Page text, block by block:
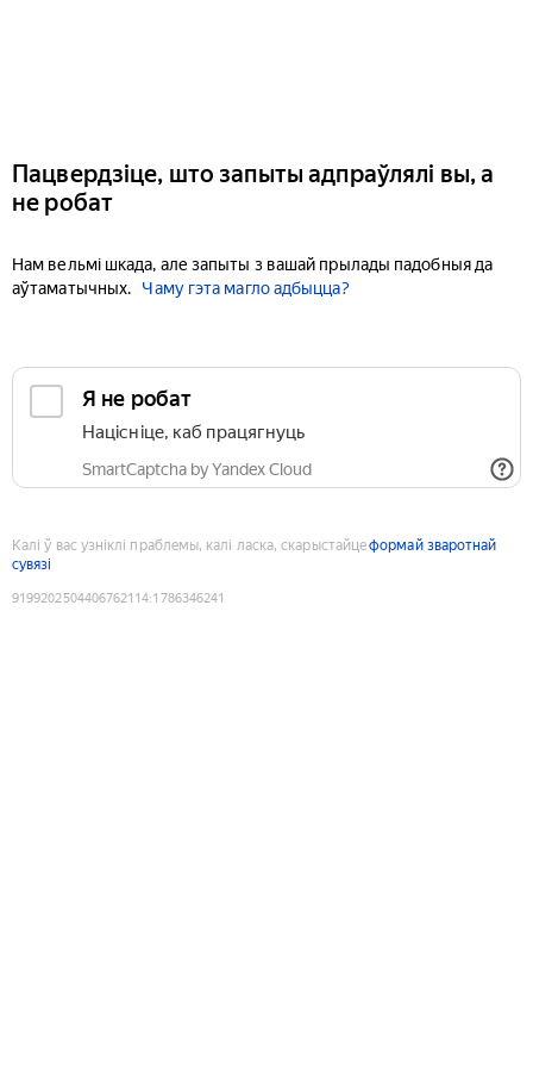
Пацвердзіце, што запыты адпраўлялі вы, а
не робат
Нам вельмі шкада, але запыты з вашай прылады падобныя да
аўтаматычных.
Чаму гэта магло адбыцца?
Я не робат
Націсніце, каб працягнуць
SmartCaptcha by Yandex Cloud
Калі ў вас узніклі праблемы, калі ласка, скарыстайцеформай зваротнай
сувязі
9199202504406762114:1786346241